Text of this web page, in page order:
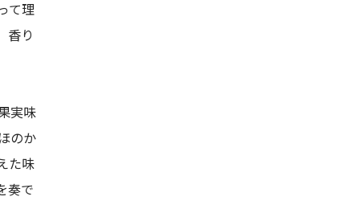
て理
香り
実味
のか
た味
奏で